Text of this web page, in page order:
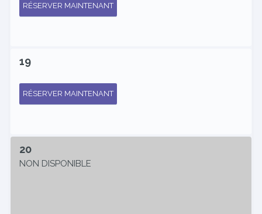
RÉSERVER MAINTENANT
19
RÉSERVER MAINTENANT
20
NON DISPONIBLE